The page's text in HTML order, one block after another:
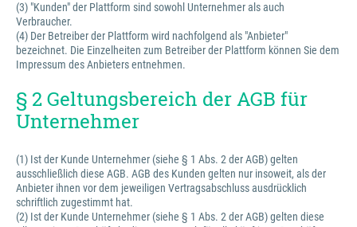
(3) "Kunden" der Plattform sind sowohl Unternehmer als auch
Verbraucher.
(4) Der Betreiber der Plattform wird nachfolgend als "Anbieter"
bezeichnet. Die Einzelheiten zum Betreiber der Plattform können Sie dem
Impressum des Anbieters entnehmen.
§ 2 Geltungsbereich der AGB für
Unternehmer
(1) Ist der Kunde Unternehmer (siehe § 1 Abs. 2 der AGB) gelten
ausschließlich diese AGB. AGB des Kunden gelten nur insoweit, als der
Anbieter ihnen vor dem jeweiligen Vertragsabschluss ausdrücklich
schriftlich zugestimmt hat.
(2) Ist der Kunde Unternehmer (siehe § 1 Abs. 2 der AGB) gelten diese